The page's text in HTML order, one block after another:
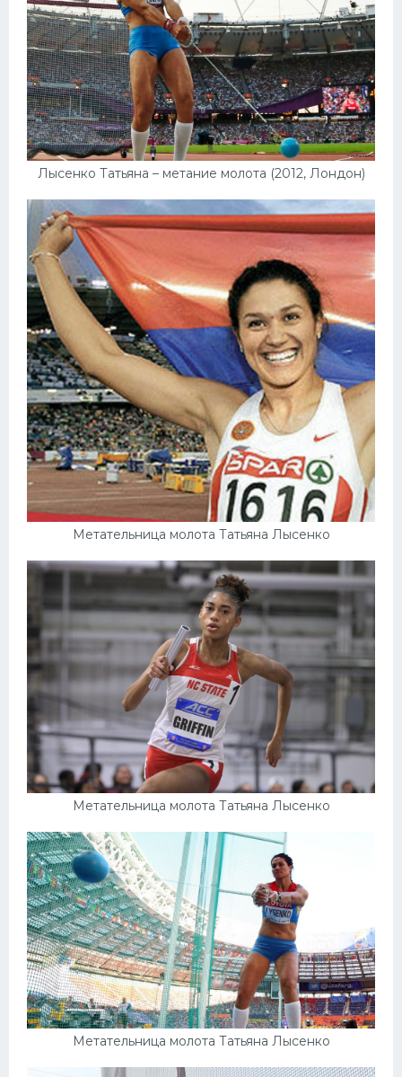
Лысенко Татьяна – метание молота (2012, Лондон)
Метательница молота Татьяна Лысенко
Метательница молота Татьяна Лысенко
Метательница молота Татьяна Лысенко